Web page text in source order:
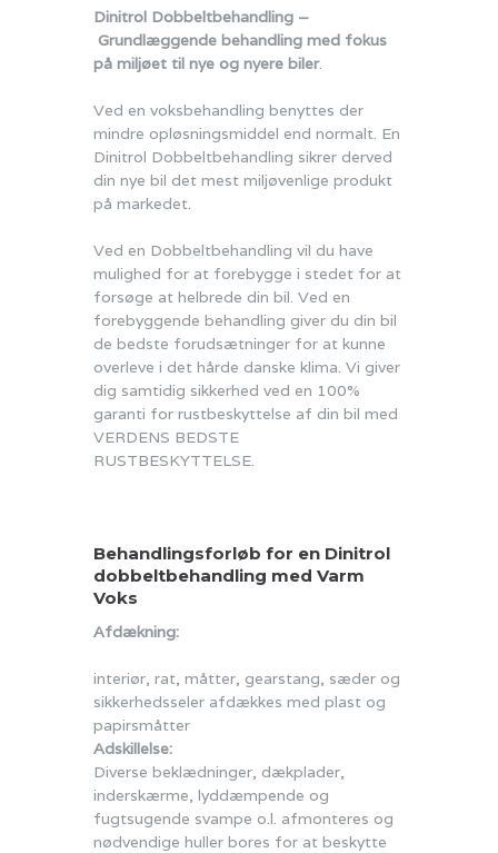
Dinitrol Dobbeltbehandling –
Grundlæggende behandling med fokus
på miljøet til nye og nyere biler.
Ved en voksbehandling benyttes der
mindre opløsningsmiddel end normalt. En
Dinitrol Dobbeltbehandling sikrer derved
din nye bil det mest miljøvenlige produkt
på markedet.
Ved en Dobbeltbehandling vil du have
mulighed for at forebygge i stedet for at
forsøge at helbrede din bil. Ved en
forebyggende behandling giver du din bil
de bedste forudsætninger for at kunne
overleve i det hårde danske klima. Vi giver
dig samtidig sikkerhed ved en 100%
garanti for rustbeskyttelse af din bil med
VERDENS BEDSTE
RUSTBESKYTTELSE.
Behandlingsforløb for en Dinitrol
dobbeltbehandling med Varm
Voks
Afdækning:
interiør, rat, måtter, gearstang, sæder og
sikkerhedsseler afdækkes med plast og
papirsmåtter
Adskillelse:
Diverse beklædninger, dækplader,
inderskærme, lyddæmpende og
fugtsugende svampe o.l. afmonteres og
nødvendige huller bores for at beskytte